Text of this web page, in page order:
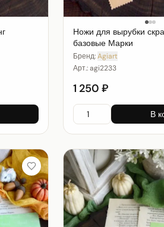
Ножи для вырубки
базовые Марки
Бренд:Agiart
Арт.:agi2233
1 250 ₽
В